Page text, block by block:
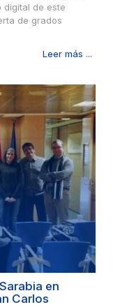
digital de este
de grados
Leer más ...
en
Carlos